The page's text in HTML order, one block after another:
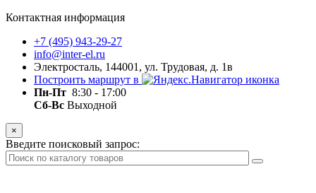
Контактная информация
+7 (495) 943-29-27
info@inter-el.ru
Электросталь, 144001, ул. Трудовая, д. 1в
Построить маршрут в
Пн-Пт 8:30 - 17:00
Сб-Вс Выходной
×
Введите поисковый запрос: